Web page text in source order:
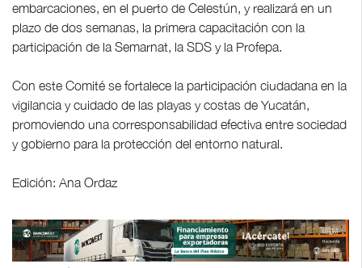
embarcaciones, en el puerto de Celestún, y realizará en un
plazo de dos semanas, la primera capacitación con la
participación de la Semarnat, la SDS y la Profepa.
Con este Comité se fortalece la participación ciudadana en la
vigilancia y cuidado de las playas y costas de Yucatán,
promoviendo una corresponsabilidad efectiva entre sociedad
y gobierno para la protección del entorno natural.
Edición: Ana Ordaz